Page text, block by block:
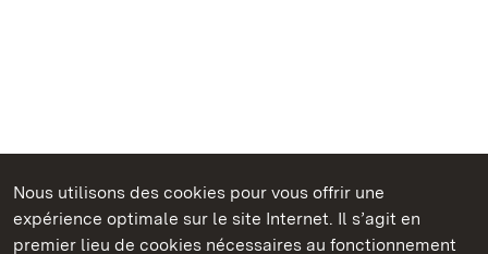
Nous utilisons des cookies pour vous offrir une
expérience optimale sur le site Internet. Il s’agit en
premier lieu de cookies nécessaires au fonctionnement
Châteaux et jardins publics du Bade-Wurtemberg